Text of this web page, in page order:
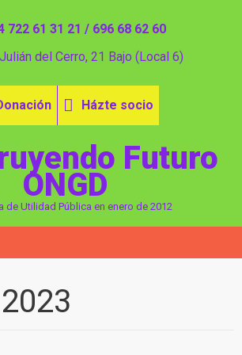
722 61 31 21 / 696 68 62 60
del Cerro, 21 Bajo (Local 6)
Házte socio
Futuro
ONGD
de Utilidad Pública en enero de 2012